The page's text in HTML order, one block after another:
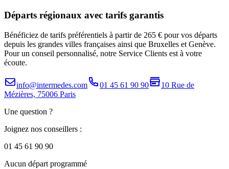
Départs régionaux avec tarifs garantis
Bénéficiez de tarifs préférentiels à partir de 265 € pour vos départs
depuis les grandes villes françaises ainsi que Bruxelles et Genève.
Pour un conseil personnalisé, notre Service Clients est à votre
écoute.
info@intermedes.com 01 45 61 90 90
10 Rue de
Mézières, 75006 Paris
Une question ?
Joignez nos conseillers :
01 45 61 90 90
Aucun départ programmé